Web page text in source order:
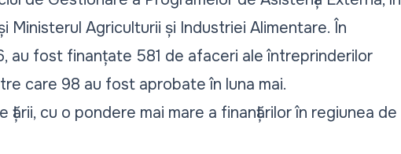
Ministerul Agriculturii și Industriei Alimentare. În
au fost finanțate 581 de afaceri ale întreprinderilor
care 98 au fost aprobate în luna mai.
țării, cu o pondere mai mare a finanțărilor în regiunea de